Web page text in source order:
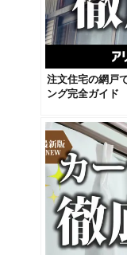
注文住宅の網戸
ング完全ガイド